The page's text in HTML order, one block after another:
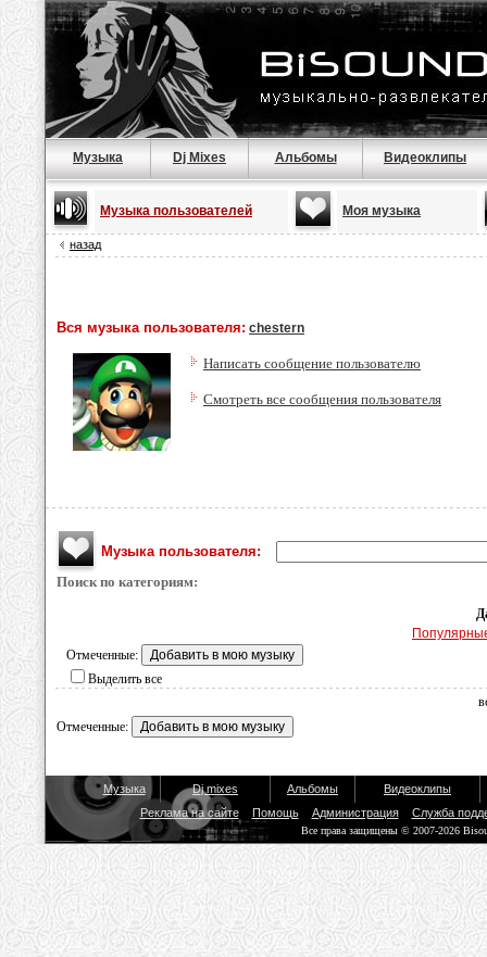
Музыка Dj Mixes Альбомы Видеоклипы
Музыка пользователей Моя музыка
назад
Вся музыка пользователя: chestern
Написать сообщение пользователю
Смотреть все сообщения пользователя
Музыка пользователя:
Поиск по категориям:
Отмеченные:
Выделить все
Отмеченные:
Музыка Dj mixes Альбомы
Видеоклипы
Реклама на сайте
Помощь Администрация Служба
Все права защищены © 2007-2026